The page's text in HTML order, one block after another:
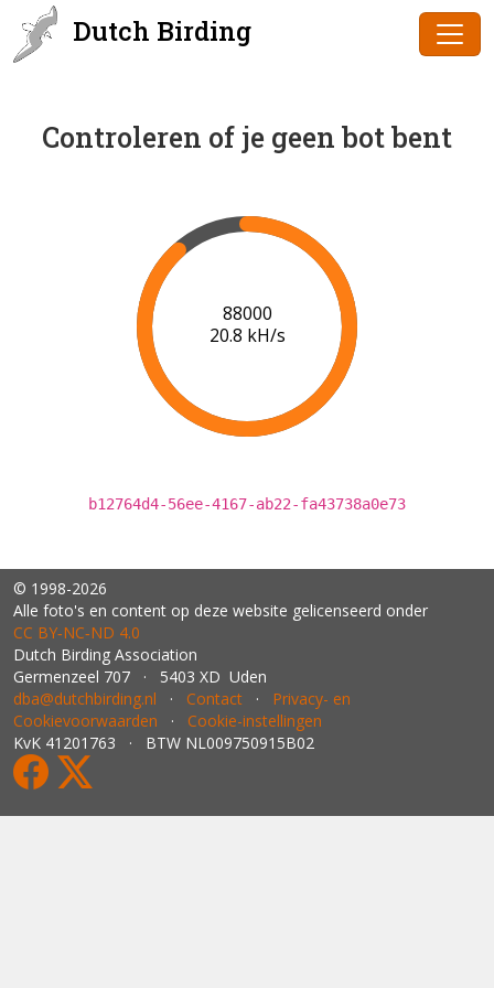
Dutch Birding
Controleren of je geen bot bent
90000
20.9 kH/s
b12764d4-56ee-4167-ab22-fa43738a0e73
© 1998-2026
Alle foto's en content op deze website gelicenseerd onder
CC BY‑NC‑ND 4.0
Dutch Birding Association
Germenzeel 707 · 5403 XD Uden
dba@dutchbirding.nl · Contact · Privacy- en
Cookievoorwaarden · Cookie-instellingen
KvK 41201763 · BTW NL009750915B02